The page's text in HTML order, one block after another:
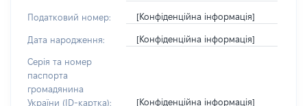
Податковий номер: [Конфіденційна інформація]
Дата народження: [Конфіденційна інформація]
Серія та номер
паспорта
громадянина
України (ID-картка):
[Конфіденційна інформація]